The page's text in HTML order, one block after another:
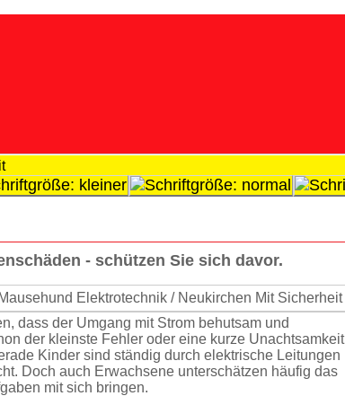
- schützen Sie sich davor.
dass der Umgang mit Strom behutsam und
der kleinste Fehler oder eine kurze Unachtsamkeit
Kinder sind ständig durch elektrische Leitungen
Doch auch Erwachsene unterschätzen häufig das
mit sich bringen.